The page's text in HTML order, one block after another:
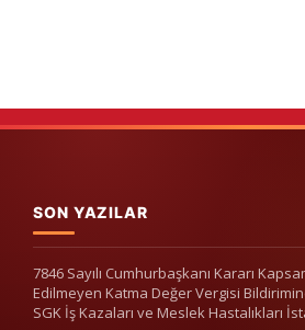
SON YAZILAR
7846 Sayılı Cumhurbaşkanı Kararı
Edilmeyen Katma Değer Vergisi
SGK İş Kazaları ve Meslek Hastalıkları